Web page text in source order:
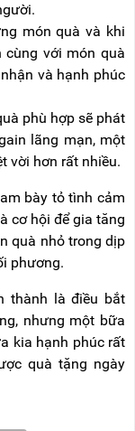
món quà và khi
với món quà
và hạnh phúc
phù hợp sẽ phát
lãng mạn, một
vời hơn rất nhiều.
bày tỏ tình cảm
cơ hội để gia tăng
quà nhỏ trong dịp
phương.
thành là điều bắt
nhưng một bữa
kia hạnh phúc rất
quà tặng ngày